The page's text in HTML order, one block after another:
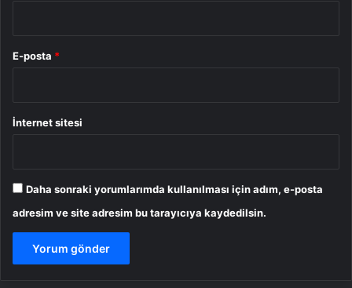
E-posta *
İnternet sitesi
Daha sonraki yorumlarımda kullanılması için adım, e-posta
adresim ve site adresim bu tarayıcıya kaydedilsin.